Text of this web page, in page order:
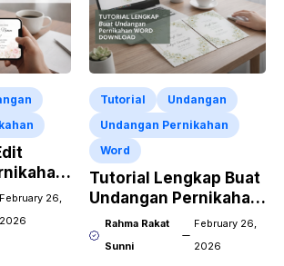
February 26,
2026
Tutorial
Undangan
Undangan Pernikahan
Word
Tutorial Lengkap Buat
Undangan Pernikahan
Word Download
Rahma Rakat
Sunni
February 26,
2026